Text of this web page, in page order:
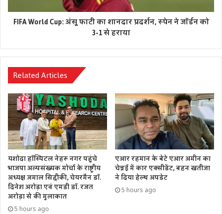
FIFA World Cup: अंसू फाटी का शानदार प्रदर्शन, स्पेन ने जॉर्डन को
3-1 से हराया
Related Articles
यशोदा हॉस्पिटल नेहरू नगर पहुंचे
भाजपा अल्पसंख्यक मोर्चा के राष्ट्रीय
अध्यक्ष जमाल सिद्दीकी, चेयरमैन डॉ.
दिनेश अरोड़ा एवं एमडी डॉ. रजत
अरोड़ा से की मुलाकात
5 hours ago
एआर रहमान के बेटे एआर अमीन का
चेन्नई में कार एक्सीडेंट, बहन खतीजा
ने दिया हेल्थ अपडेट
5 hours ago